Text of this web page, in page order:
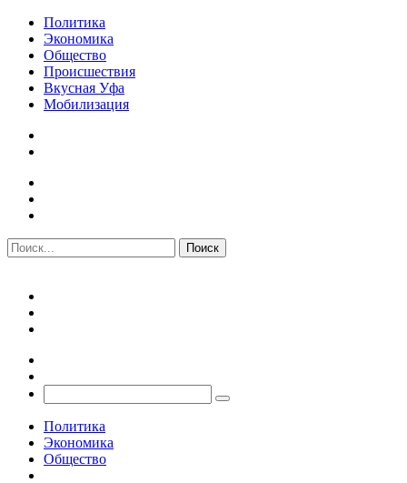
Политика
Экономика
Общество
Происшествия
Вкусная Уфа
Мобилизация
Политика
Экономика
Общество